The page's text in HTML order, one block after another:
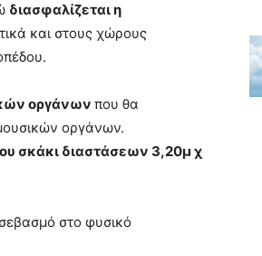
διασφαλίζεται η
και στους χώρους
οργάνων που θα
οργάνων.
σκάκι διαστάσεων 3,20μ χ
στο φυσικό